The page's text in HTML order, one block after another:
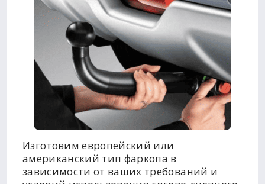
Изготовим европейский или
американский тип фаркопа в
зависимости от ваших требований и